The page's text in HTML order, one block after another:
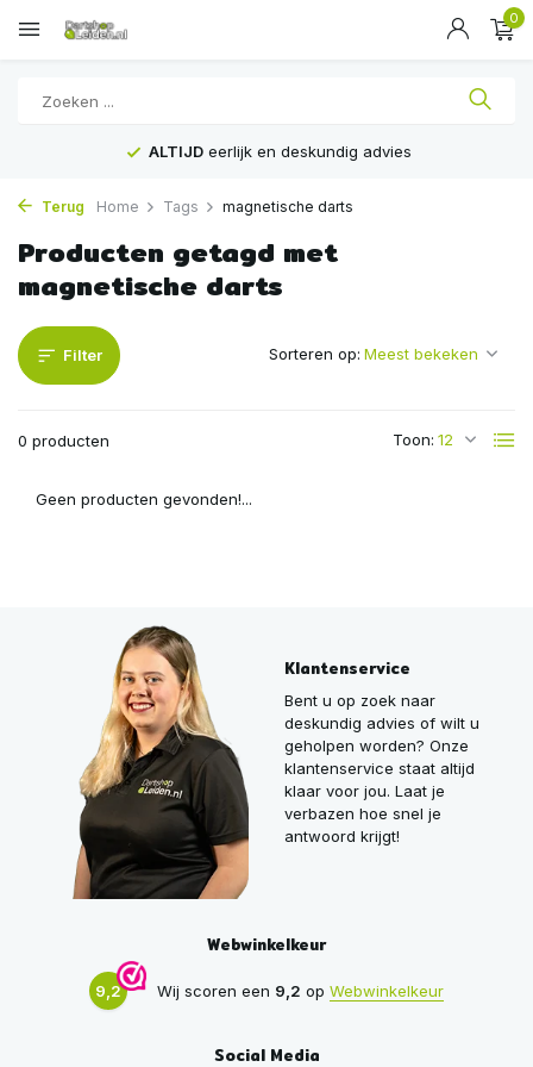
0
ALTIJD eerlijk en deskundig advies
Terug Home Tags magnetische darts
Producten getagd met
magnetische darts
Filter
0 producten Toon:
Sorteren op:
Geen producten gevonden!...
Klantenservice
Bent u op zoek naar
deskundig advies of wilt u
geholpen worden? Onze
klantenservice staat altijd
klaar voor jou. Laat je
verbazen hoe snel je
antwoord krijgt!
Webwinkelkeur
9,2 Wij scoren een 9,2 op Webwinkelkeur
Social Media